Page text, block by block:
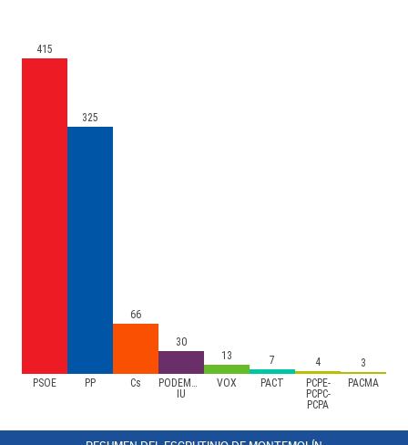
PSOE PP Cs
PODEMOS-
IU
VOX PACT
PCPE-
PCPC-
PCPA
PACMA
415
325
66
30
13
7 4 3